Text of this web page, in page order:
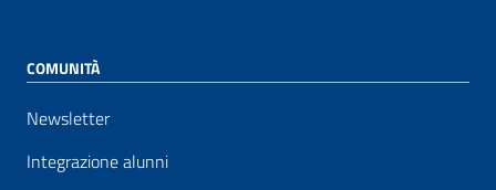
COMUNITÀ
Newsletter
Integrazione alunni